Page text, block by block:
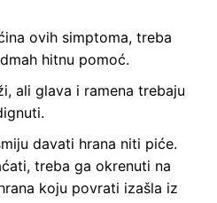
ovih simptoma, treba
hitnu pomoć.
ali glava i ramena trebaju
davati hrana niti piće.
treba ga okrenuti na
koju povrati izašla iz